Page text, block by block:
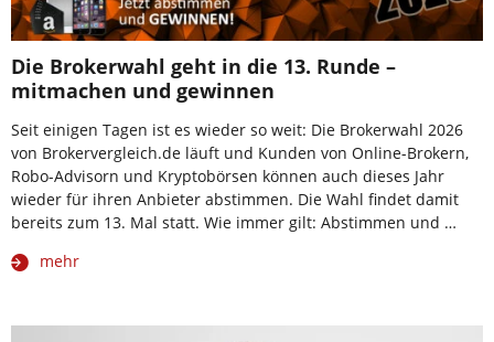
Die Brokerwahl geht in die 13. Runde –
mitmachen und gewinnen
Seit einigen Tagen ist es wieder so weit: Die Brokerwahl 2026
von Brokervergleich.de läuft und Kunden von Online-Brokern,
Robo-Advisorn und Kryptobörsen können auch dieses Jahr
wieder für ihren Anbieter abstimmen. Die Wahl findet damit
bereits zum 13. Mal statt. Wie immer gilt: Abstimmen und …
mehr